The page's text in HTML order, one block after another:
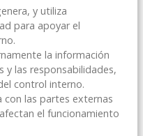
y utiliza
para apoyar el
la información
y las responsabilidades,
control interno.
con las partes externas
el funcionamiento